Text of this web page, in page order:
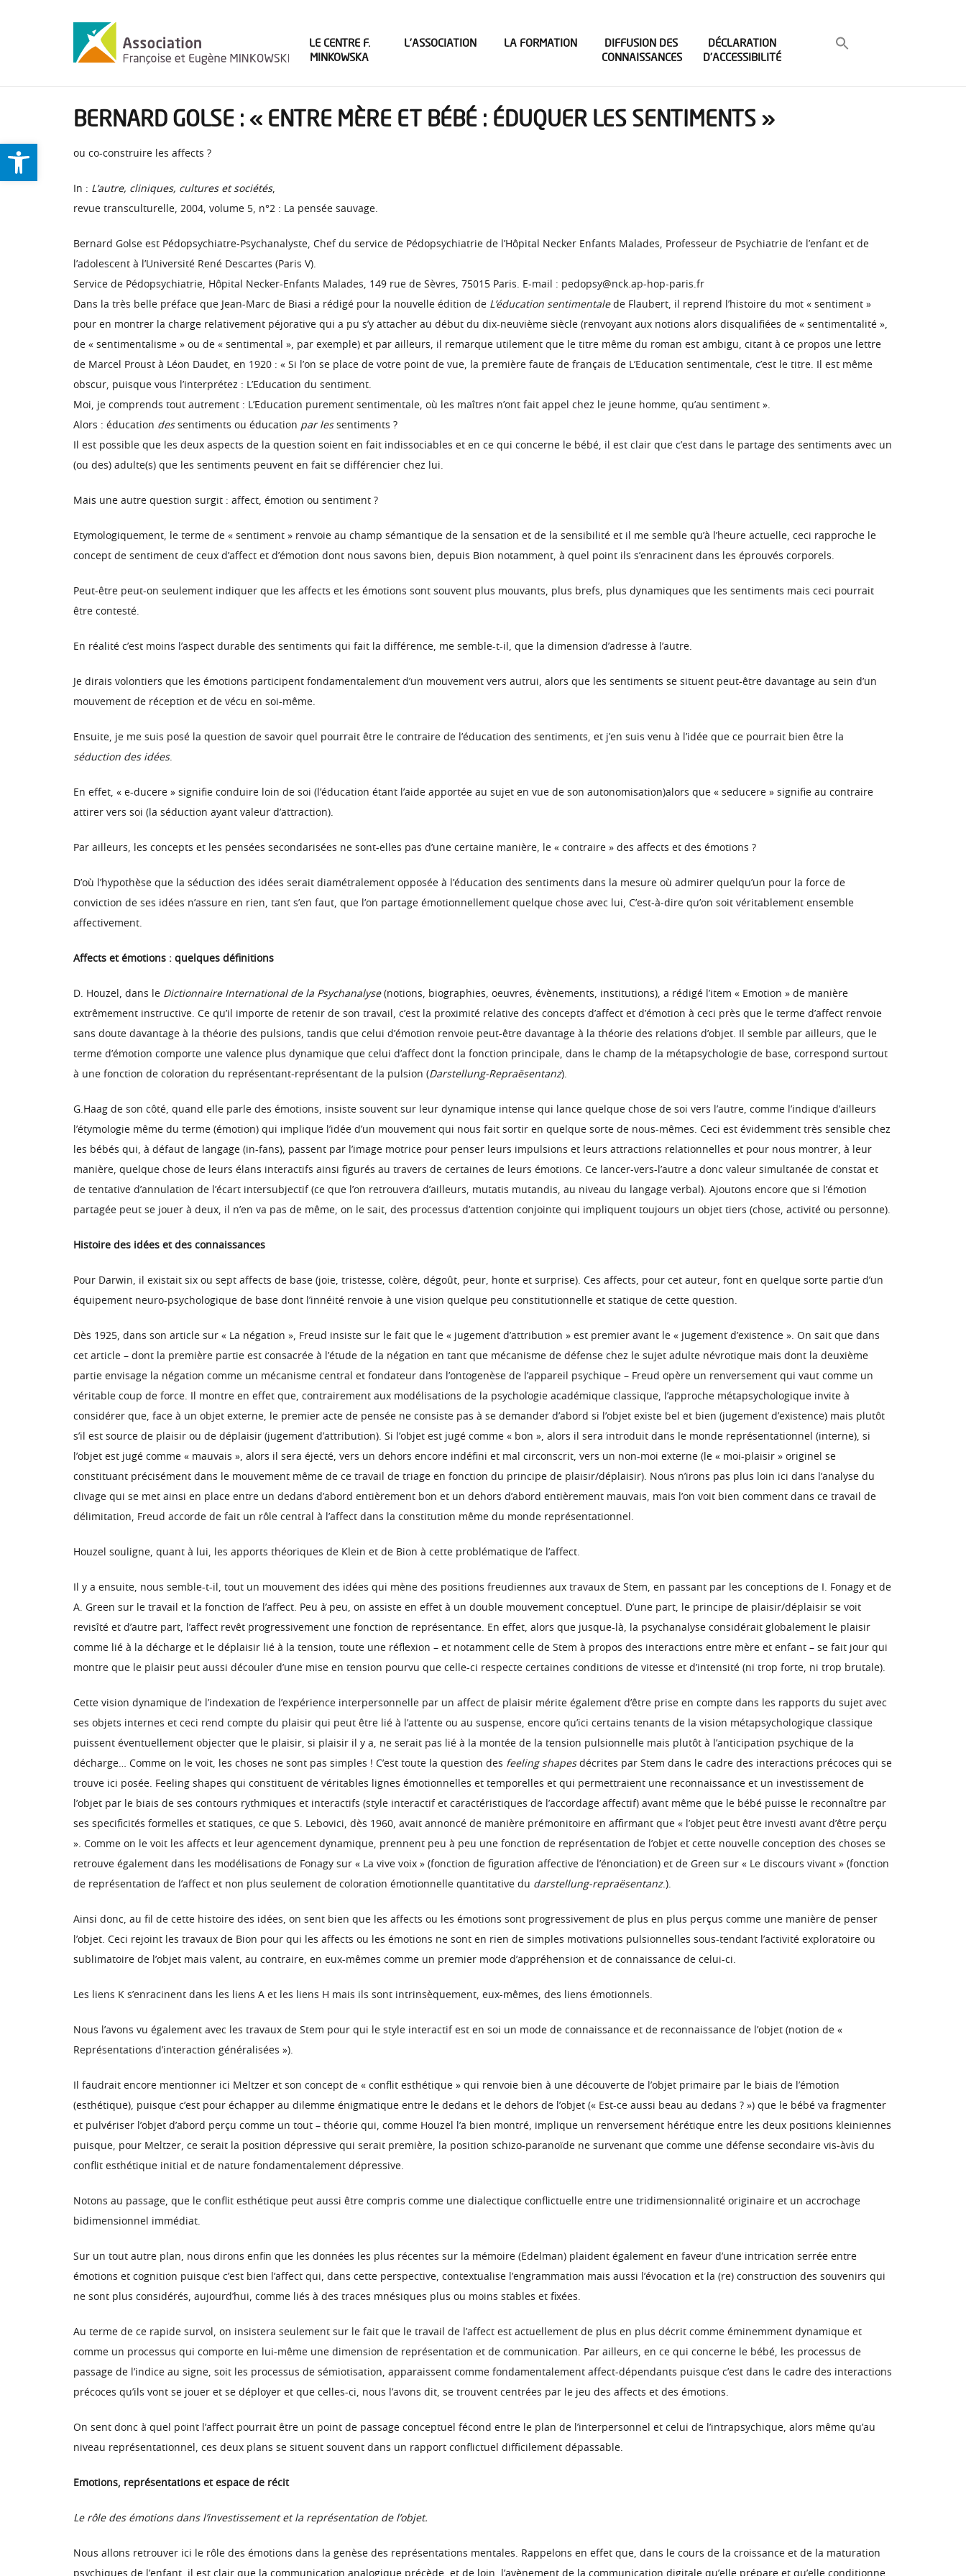
Ouvrir la barre d’outils
LE CENTRE F.
MINKOWSKA
L’ASSOCIATION LA FORMATION
DIFFUSION DES
CONNAISSANCES
DÉCLARATION
D’ACCESSIBILITÉ
BERNARD GOLSE : « ENTRE MÈRE ET BÉBÉ : ÉDUQUER LES SENTIMENTS »
ou co-construire les affects ?
In : L’autre, cliniques, cultures et sociétés,
revue transculturelle, 2004, volume 5, n°2 : La pensée sauvage.
Bernard Golse est Pédopsychiatre-Psychanalyste, Chef du service de Pédopsychiatrie de l’Hôpital Necker Enfants Malades, Professeur de Psychiatrie de l’enfant et de
l’adolescent à l’Université René Descartes (Paris V).
Service de Pédopsychiatrie, Hôpital Necker-Enfants Malades, 149 rue de Sèvres, 75015 Paris. E-mail : pedopsy@nck.ap-hop-paris.fr
Dans la très belle préface que Jean-Marc de Biasi a rédigé pour la nouvelle édition de L’éducation sentimentalede Flaubert, il reprend l’histoire du mot « sentiment »
pour en montrer la charge relativement péjorative qui a pu s’y attacher au début du dix-neuvième siècle (renvoyant aux notions alors disqualifiées de « sentimentalité »,
de « sentimentalisme » ou de « sentimental », par exemple) et par ailleurs, il remarque utilement que le titre même du roman est ambigu, citant à ce propos une lettre
de Marcel Proust à Léon Daudet, en 1920 : « Si l’on se place de votre point de vue, la première faute de français de L’Education sentimentale, c’est le titre. Il est même
obscur, puisque vous l’interprétez : L’Education du sentiment.
Moi, je comprends tout autrement : L’Education purement sentimentale, où les maîtres n’ont fait appel chez le jeune homme, qu’au sentiment ».
Alors : éducation dessentiments ou éducation par les sentiments ?
Il est possible que les deux aspects de la question soient en fait indissociables et en ce qui concerne le bébé, il est clair que c’est dans le partage des sentiments avec un
(ou des) adulte(s) que les sentiments peuvent en fait se différencier chez lui.
Mais une autre question surgit : affect, émotion ou sentiment ?
Etymologiquement, le terme de « sentiment » renvoie au champ sémantique de la sensation et de la sensibilité et il me semble qu’à l’heure actuelle, ceci rapproche le
concept de sentiment de ceux d’affect et d’émotion dont nous savons bien, depuis Bion notamment, à quel point ils s’enracinent dans les éprouvés corporels.
Peut-être peut-on seulement indiquer que les affects et les émotions sont souvent plus mouvants, plus brefs, plus dynamiques que les sentiments mais ceci pourrait
être contesté.
En réalité c’est moins l’aspect durable des sentiments qui fait la différence, me semble-t-il, que la dimension d’adresse à l’autre.
Je dirais volontiers que les émotions participent fondamentalement d’un mouvement vers autrui, alors que les sentiments se situent peut-être davantage au sein d’un
mouvement de réception et de vécu en soi-même.
Ensuite, je me suis posé la question de savoir quel pourrait être le contraire de l’éducation des sentiments, et j’en suis venu à l’idée que ce pourrait bien être la
séduction des idées.
En effet, « e-ducere » signifie conduire loin de soi (l’éducation étant l’aide apportée au sujet en vue de son autonomisation)alors que « seducere » signifie au contraire
attirer vers soi (la séduction ayant valeur d’attraction).
Par ailleurs, les concepts et les pensées secondarisées ne sont-elles pas d’une certaine manière, le « contraire » des affects et des émotions ?
D’où l’hypothèse que la séduction des idées serait diamétralement opposée à l’éducation des sentiments dans la mesure où admirer quelqu’un pour la force de
conviction de ses idées n’assure en rien, tant s’en faut, que l’on partage émotionnellement quelque chose avec lui, C’est-à-dire qu’on soit véritablement ensemble
affectivement.
Affects et émotions : quelques définitions
D. Houzel, dans le Dictionnaire International de la Psychanalyse(notions, biographies, oeuvres, évènements, institutions), a rédigé l’item « Emotion » de manière
extrêmement instructive. Ce qu’il importe de retenir de son travail, c’est la proximité relative des concepts d’affect et d’émotion à ceci près que le terme d’affect renvoie
sans doute davantage à la théorie des pulsions, tandis que celui d’émotion renvoie peut-être davantage à la théorie des relations d’objet. Il semble par ailleurs, que le
terme d’émotion comporte une valence plus dynamique que celui d’affect dont la fonction principale, dans le champ de la métapsychologie de base, correspond surtout
à une fonction de coloration du représentant-représentant de la pulsion (Darstellung-Repraësentanz).
G.Haag de son côté, quand elle parle des émotions, insiste souvent sur leur dynamique intense qui lance quelque chose de soi vers l’autre, comme l’indique d’ailleurs
l’étymologie même du terme (émotion) qui implique l’idée d’un mouvement qui nous fait sortir en quelque sorte de nous-mêmes. Ceci est évidemment très sensible chez
les bébés qui, à défaut de langage (in-fans), passent par l’image motrice pour penser leurs impulsions et leurs attractions relationnelles et pour nous montrer, à leur
manière, quelque chose de leurs élans interactifs ainsi figurés au travers de certaines de leurs émotions. Ce lancer-vers-l’autre a donc valeur simultanée de constat et
de tentative d’annulation de l’écart intersubjectif (ce que l’on retrouvera d’ailleurs, mutatis mutandis, au niveau du langage verbal). Ajoutons encore que si l’émotion
partagée peut se jouer à deux, il n’en va pas de même, on le sait, des processus d’attention conjointe qui impliquent toujours un objet tiers (chose, activité ou personne).
Histoire des idées et des connaissances
Pour Darwin, il existait six ou sept affects de base (joie, tristesse, colère, dégoût, peur, honte et surprise). Ces affects, pour cet auteur, font en quelque sorte partie d’un
équipement neuro-psychologique de base dont l’innéité renvoie à une vision quelque peu constitutionnelle et statique de cette question.
Dès 1925, dans son article sur « La négation », Freud insiste sur le fait que le « jugement d’attribution » est premier avant le « jugement d’existence ». On sait que dans
cet article – dont la première partie est consacrée à l’étude de la négation en tant que mécanisme de défense chez le sujet adulte névrotique mais dont la deuxième
partie envisage la négation comme un mécanisme central et fondateur dans l’ontogenèse de l’appareil psychique – Freud opère un renversement qui vaut comme un
véritable coup de force. Il montre en effet que, contrairement aux modélisations de la psychologie académique classique, l’approche métapsychologique invite à
considérer que, face à un objet externe, le premier acte de pensée ne consiste pas à se demander d’abord si l’objet existe bel et bien (jugement d’existence) mais plutôt
s’il est source de plaisir ou de déplaisir (jugement d’attribution). Si l’objet est jugé comme « bon », alors il sera introduit dans le monde représentationnel (interne), si
l’objet est jugé comme « mauvais », alors il sera éjecté, vers un dehors encore indéfini et mal circonscrit, vers un non-moi externe (le « moi-plaisir » originel se
constituant précisément dans le mouvement même de ce travail de triage en fonction du principe de plaisir/déplaisir). Nous n’irons pas plus loin ici dans l’analyse du
clivage qui se met ainsi en place entre un dedans d’abord entièrement bon et un dehors d’abord entièrement mauvais, mais l’on voit bien comment dans ce travail de
délimitation, Freud accorde de fait un rôle central à l’affect dans la constitution même du monde représentationnel.
Houzel souligne, quant à lui, les apports théoriques de Klein et de Bion à cette problématique de l’affect.
Il y a ensuite, nous semble-t-il, tout un mouvement des idées qui mène des positions freudiennes aux travaux de Stem, en passant par les conceptions de I. Fonagy et de
A. Green sur le travail et la fonction de l’affect. Peu à peu, on assiste en effet à un double mouvement conceptuel. D’une part, le principe de plaisir/déplaisir se voit
revisîté et d’autre part, l’affect revêt progressivement une fonction de représentance. En effet, alors que jusque-là, la psychanalyse considérait globalement le plaisir
comme lié à la décharge et le déplaisir lié à la tension, toute une réflexion – et notamment celle de Stem à propos des interactions entre mère et enfant – se fait jour qui
montre que le plaisir peut aussi découler d’une mise en tension pourvu que celle-ci respecte certaines conditions de vitesse et d’intensité (ni trop forte, ni trop brutale).
Cette vision dynamique de l’indexation de l’expérience interpersonnelle par un affect de plaisir mérite également d’être prise en compte dans les rapports du sujet avec
ses objets internes et ceci rend compte du plaisir qui peut être lié à l’attente ou au suspense, encore qu’ici certains tenants de la vision métapsychologique classique
puissent éventuellement objecter que le plaisir, si plaisir il y a, ne serait pas lié à la montée de la tension pulsionnelle mais plutôt à l’anticipation psychique de la
décharge… Comme on le voit, les choses ne sont pas simples ! C’est toute la question des feeling shapesdécrites par Stem dans le cadre des interactions précoces qui se
trouve ici posée. Feeling shapes qui constituent de véritables lignes émotionnelles et temporelles et qui permettraient une reconnaissance et un investissement de
l’objet par le biais de ses contours rythmiques et interactifs (style interactif et caractéristiques de l’accordage affectif) avant même que le bébé puisse le reconnaître par
ses specificités formelles et statiques, ce que S. Lebovici, dès 1960, avait annoncé de manière prémonitoire en affirmant que « l’objet peut être investi avant d’être perçu
». Comme on le voit les affects et leur agencement dynamique, prennent peu à peu une fonction de représentation de l’objet et cette nouvelle conception des choses se
retrouve également dans les modélisations de Fonagy sur « La vive voix » (fonction de figuration affective de l’énonciation) et de Green sur « Le discours vivant » (fonction
de représentation de l’affect et non plus seulement de coloration émotionnelle quantitative du darstellung-repraësentanz.).
Ainsi donc, au fil de cette histoire des idées, on sent bien que les affects ou les émotions sont progressivement de plus en plus perçus comme une manière de penser
l’objet. Ceci rejoint les travaux de Bion pour qui les affects ou les émotions ne sont en rien de simples motivations pulsionnelles sous-tendant l’activité exploratoire ou
sublimatoire de l’objet mais valent, au contraire, en eux-mêmes comme un premier mode d’appréhension et de connaissance de celui-ci.
Les liens K s’enracinent dans les liens A et les liens H mais ils sont intrinsèquement, eux-mêmes, des liens émotionnels.
Nous l’avons vu également avec les travaux de Stem pour qui le style interactif est en soi un mode de connaissance et de reconnaissance de l’objet (notion de «
Représentations d’interaction généralisées »).
Il faudrait encore mentionner ici Meltzer et son concept de « conflit esthétique » qui renvoie bien à une découverte de l’objet primaire par le biais de l’émotion
(esthétique), puisque c’est pour échapper au dilemme énigmatique entre le dedans et le dehors de l’objet (« Est-ce aussi beau au dedans ? ») que le bébé va fragmenter
et pulvériser l’objet d’abord perçu comme un tout – théorie qui, comme Houzel l’a bien montré, implique un renversement hérétique entre les deux positions kleiniennes
puisque, pour Meltzer, ce serait la position dépressive qui serait première, la position schizo-paranoïde ne survenant que comme une défense secondaire vis-àvis du
conflit esthétique initial et de nature fondamentalement dépressive.
Notons au passage, que le conflit esthétique peut aussi être compris comme une dialectique conflictuelle entre une tridimensionnalité originaire et un accrochage
bidimensionnel immédiat.
Sur un tout autre plan, nous dirons enfin que les données les plus récentes sur la mémoire (Edelman) plaident également en faveur d’une intrication serrée entre
émotions et cognition puisque c’est bien l’affect qui, dans cette perspective, contextualise l’engrammation mais aussi l’évocation et la (re) construction des souvenirs qui
ne sont plus considérés, aujourd’hui, comme liés à des traces mnésiques plus ou moins stables et fixées.
Au terme de ce rapide survol, on insistera seulement sur le fait que le travail de l’affect est actuellement de plus en plus décrit comme éminemment dynamique et
comme un processus qui comporte en lui-même une dimension de représentation et de communication. Par ailleurs, en ce qui concerne le bébé, les processus de
passage de l’indice au signe, soit les processus de sémiotisation, apparaissent comme fondamentalement affect-dépendants puisque c’est dans le cadre des interactions
précoces qu’ils vont se jouer et se déployer et que celles-ci, nous l’avons dit, se trouvent centrées par le jeu des affects et des émotions.
On sent donc à quel point l’affect pourrait être un point de passage conceptuel fécond entre le plan de l’interpersonnel et celui de l’intrapsychique, alors même qu’au
niveau représentationnel, ces deux plans se situent souvent dans un rapport conflictuel difficilement dépassable.
Emotions, représentations et espace de récit
Le rôle des émotions dans l’investissement et la représentation de l’objet.
Nous allons retrouver ici le rôle des émotions dans la genèse des représentations mentales. Rappelons en effet que, dans le cours de la croissance et de la maturation
psychiques de l’enfant, il est clair que la communication analogique précède, et de loin, l’avènement de la communication digitale qu’elle prépare et qu’elle conditionne